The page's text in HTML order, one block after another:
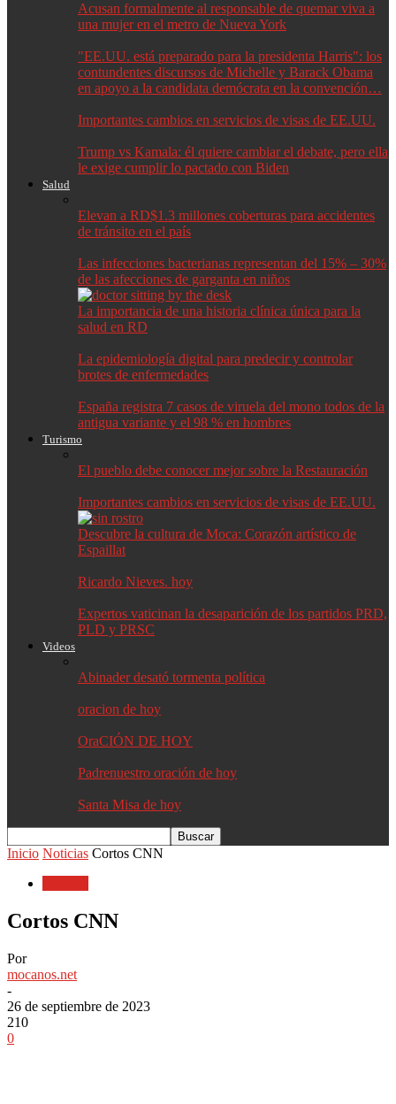
Acusan formalmente al responsable de quemar viva a
una mujer en el metro de Nueva York
"EE.UU. está preparado para la presidenta Harris": los
contundentes discursos de Michelle y Barack Obama
en apoyo a la candidata demócrata en la convención…
Importantes cambios en servicios de visas de EE.UU.
Trump vs Kamala: él quiere cambiar el debate, pero ella
le exige cumplir lo pactado con Biden
Salud
Elevan a RD$1.3 millones coberturas para accidentes
de tránsito en el país
Las infecciones bacterianas representan del 15% – 30%
de las afecciones de garganta en niños
La importancia de una historia clínica única para la
salud en RD
La epidemiología digital para predecir y controlar
brotes de enfermedades
España registra 7 casos de viruela del mono todos de la
antigua variante y el 98 % en hombres
Turismo
El pueblo debe conocer mejor sobre la Restauración
Importantes cambios en servicios de visas de EE.UU.
Descubre la cultura de Moca: Corazón artístico de
Espaillat
Ricardo Nieves. hoy
Expertos vaticinan la desaparición de los partidos PRD,
PLD y PRSC
Videos
Abinader desató tormenta política
oracion de hoy
OraCIÓN DE HOY
Padrenuestro oración de hoy
Santa Misa de hoy
Inicio Noticias Cortos CNN
Cortos CNN
Por
mocanos.net
-
26 de septiembre de 2023
210
0